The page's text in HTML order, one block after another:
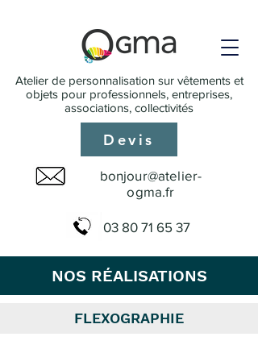
Atelier de personnalisation sur vêtements et
objets pour professionnels, entreprises,
associations, collectivités
bonjour@atelier-
ogma.fr
03 80 71 65 37
Devis
NOS RÉALISATIONS
FLEXOGRAPHIE